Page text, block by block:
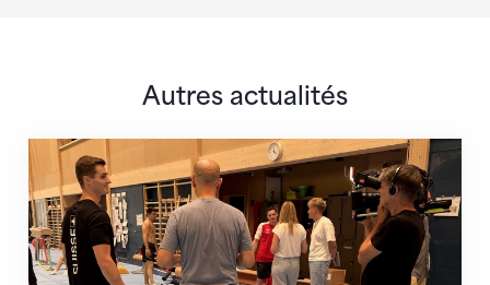
Autres actualités
En route pour Zagreb avec des objectifs clairs